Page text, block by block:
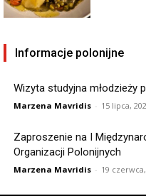
Informacje polonijne
Wizyta studyjna młodzieży
Marzena Mavridis - 15 lipca,
Zaproszenie na I
Organizacji Polonijnych
Marzena Mavridis - 19